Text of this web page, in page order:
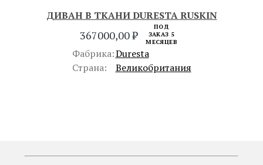
ДИВАН В ТКАНИ DURESTA RUSKIN
367000,00₽
ПОД
ЗАКАЗ 5
МЕСЯЦЕВ
Фабрика:Duresta
Страна:
Великобритания